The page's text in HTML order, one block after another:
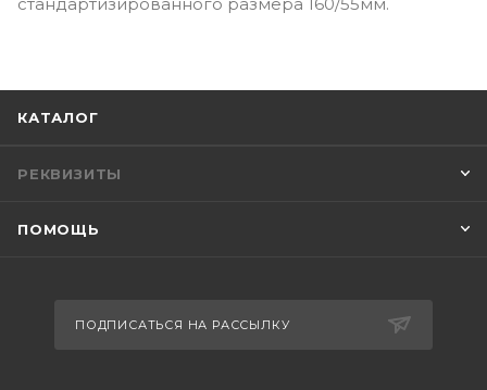
КАТАЛОГ
РЕКВИЗИТЫ
ПОМОЩЬ
ПОДПИСАТЬСЯ НА РАССЫЛКУ